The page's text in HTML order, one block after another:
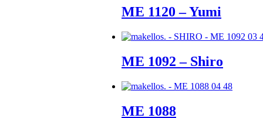
ME 1120 – Yumi
ME 1092 – Shiro
ME 1088